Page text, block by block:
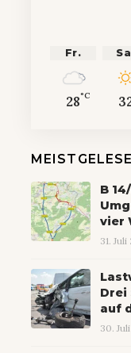
Fr.
28°C
B
vier
31.
Drei
auf
30.